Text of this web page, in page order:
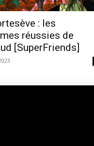
: les
réussies de
[SuperFriends]